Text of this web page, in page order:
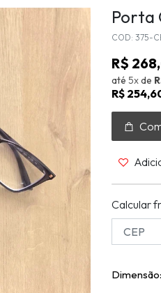
Porta
COD: 375-
R$
até 5xde
R$
Calcular